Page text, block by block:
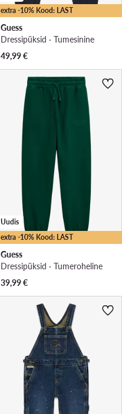
extra -10% Kood: LAST
Guess
Dressipüksid · Tumesinine
49,99€
extra -10% Kood: LAST
Uudis
Guess
Dressipüksid · Tumeroheline
39,99€